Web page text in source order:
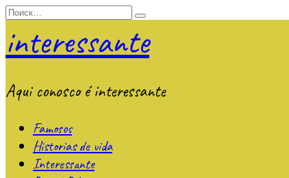
Перейти
содержанию
Search
interessante
Aqui conosco é interessante
Famosos
Historias de vida
Interessante